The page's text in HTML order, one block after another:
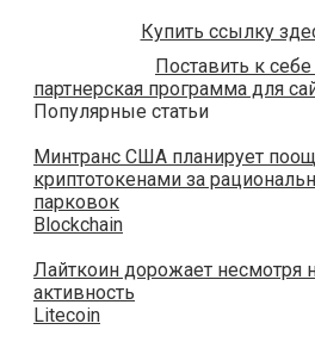
Купить ссылку
Поставить к себе
партнерская программа для
Популярные статьи
Минтранс США планирует
криптотокенами за
парковок
Blockchain
Лайткоин дорожает несмотря
активность
Litecoin